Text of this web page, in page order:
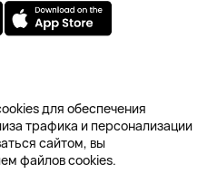
права защищены
данных
соглашение
– NetLab
для обеспечения
трафика и персонализации
сайтом, вы
файлов cookies.